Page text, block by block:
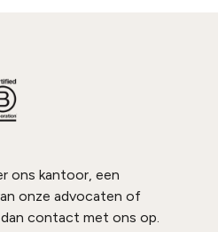
ons kantoor, een
onze advocaten of
contact met ons op.